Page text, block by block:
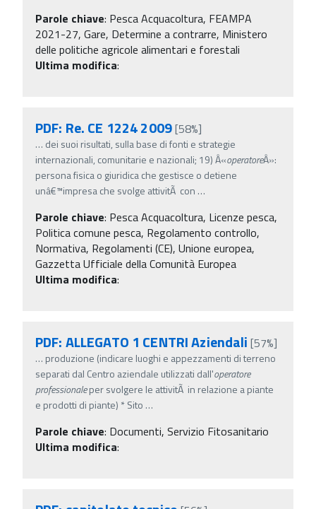
Parole chiave: Pesca Acquacoltura, FEAMPA
2021-27, Gare, Determine a contrarre, Ministero
delle politiche agricole alimentari e forestali
Ultima modifica:
PDF: Re. CE 1224 2009[58%]
… dei suoi risultati, sulla base di fonti e strategie
internazionali, comunitarie e nazionali; 19) Â«operatoreÂ»:
persona fisica o giuridica che gestisce o detiene
unâ€™impresa che svolge attivitÃ con …
Parole chiave: Pesca Acquacoltura, Licenze pesca,
Politica comune pesca, Regolamento controllo,
Normativa, Regolamenti (CE), Unione europea,
Gazzetta Ufficiale della Comunità Europea
Ultima modifica:
PDF: ALLEGATO 1 CENTRI Aziendali [57%]
… produzione (indicare luoghi e appezzamenti di terreno
separati dal Centro aziendale utilizzati dall'operatore
professionaleper svolgere le attivitÃ in relazione a piante
e prodotti di piante) * Sito …
Parole chiave: Documenti, Servizio Fitosanitario
Ultima modifica: